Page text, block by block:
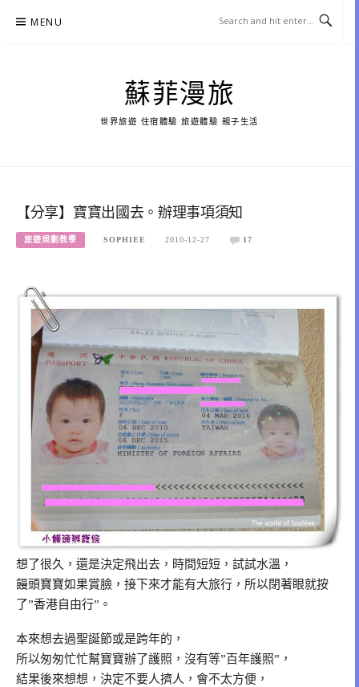
MENU
蘇菲漫旅
世界旅遊 住宿體驗 旅遊體驗 親子生活
【分享】寶寶出國去。辦理事項須知
旅遊規劃教學 SOPHIEE 2010-12-27 17
想了很久，還是決定飛出去，時間短短，試試水溫，
饅頭寶寶如果賞臉，接下來才能有大旅行，所以閉著眼就按
了”香港自由行”。
本來想去過聖誕節或是跨年的，
所以匆匆忙忙幫寶寶辦了護照，沒有等”百年護照”，
結果後來想想，決定不要人擠人，會不太方便，